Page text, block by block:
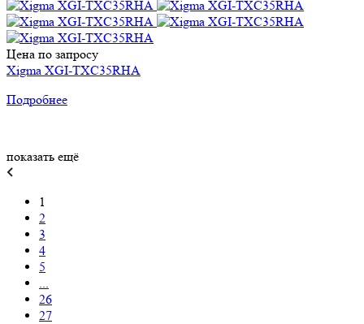
Цена по запросу
Xigma XGI-TXC35RHA
Подробнее
показать ещё
1
2
3
4
5
...
26
27